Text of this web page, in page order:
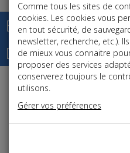
Base documentaire
Dépêches
Liste des dernières
Fiscal TPE
Comme tous les sites de
cookies. Les cookies vous
en tout sécurité, de
newsletter, recherche, etc.).
de mieux vous connaitre
proposer des services
conserverez toujours le
utilisons.
Gérer vos préférences